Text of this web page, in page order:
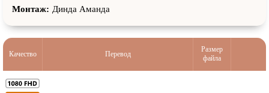
Монтаж: Динда Аманда
Качество Перевод
Размер
файла